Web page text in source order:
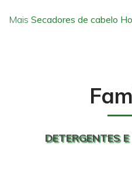
Mais Secadores de cabelo
DETERGENTES